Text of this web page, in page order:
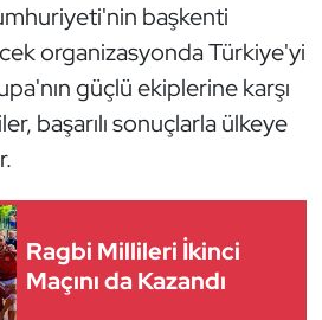
başkenti
organizasyonda Türkiye'yi
güçlü ekiplerine karşı
başarılı sonuçlarla ülkeye
Ragbi Millileri İkinci
Maçını da Kazandı